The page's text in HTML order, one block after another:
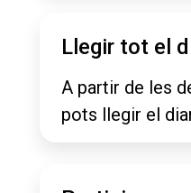
Llegir tot el
A partir de les
pots llegir el